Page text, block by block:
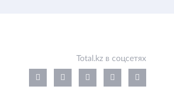
Total.kz в соцсетях